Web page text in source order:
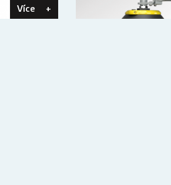
Více +